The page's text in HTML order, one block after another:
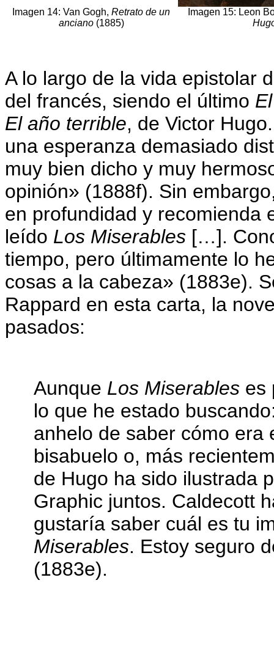
Imagen 14: Van Gogh,Retrato de un
anciano (1885)
Imagen 15: Leon
A lo largo de la vida epistolar
del francés, siendo el último
El año terrible, de Victor
una esperanza demasiado
muy bien dicho y muy
opinión» (1888f). Sin
en profundidad y recomienda
leído Los Miserables […].
tiempo, pero últimamente lo
cosas a la cabeza» (1883e).
Rappard en esta carta, la
pasados:
Aunque Los Miserables es
lo que he estado
anhelo de saber cómo era
bisabuelo o, más
de Hugo ha sido ilustrada
Graphic juntos. Caldecott
gustaría saber cuál es tu
Miserables. Estoy seguro
(1883e).